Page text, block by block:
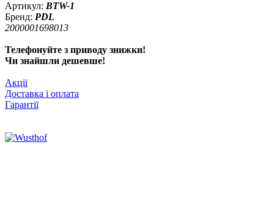
Артикул: BTW-1
Бренд: PDL
2000001698013
Телефонуйте з приводу знижки!
Чи знайшли дешевше!
Акції
Доставка і оплата
Гарантії